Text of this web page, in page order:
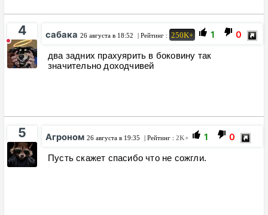
4 сабака 26 августа в 18:52 | Рейтинг : 250K+ 1 0
два задних прахуярить в боковину так
значительно доходчивей
5 Агроном 26 августа в 19:35 | Рейтинг : 2K+ 1 0
Пусть скажет спасибо что не сожгли.